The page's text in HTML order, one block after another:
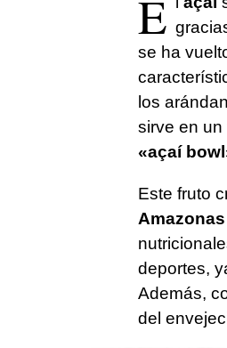
E
se ha
los
sirve en
«açaí
Este fruto
Amazonas
deportes,
Además,
del